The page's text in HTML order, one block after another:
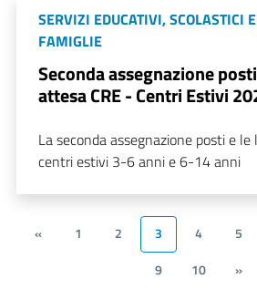
SERVIZI EDUCATIVI, SCOLASTICI
FAMIGLIE
Seconda assegnazione
attesa CRE - Centri Estivi
La seconda assegnazione posti e
centri estivi 3-6 anni e 6-14 anni
« 1 2 3 4 5
9
10 »